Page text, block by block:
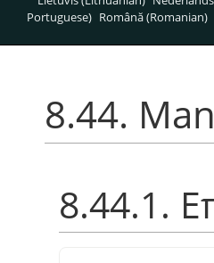
Portuguese) Română (Romanian)
8.44.
8.44.1.